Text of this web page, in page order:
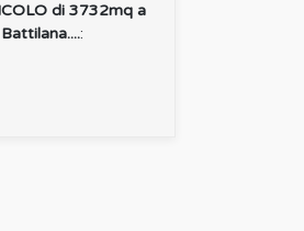
di 3732mq a
: